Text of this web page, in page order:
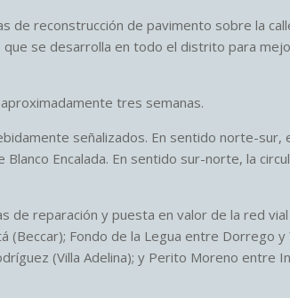
de reconstrucción de pavimento sobre la
se desarrolla en todo el distrito para
tres semanas.
señalizados. En sentido norte-sur,
Encalada. En sentido sur-norte, la
de reparación y puesta en valor de la red
Fondo de la Legua entre Dorrego y
(Villa Adelina); y Perito Moreno entre